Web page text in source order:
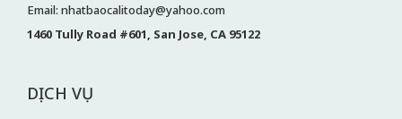
Email: nhatbaocalitoday@yahoo.com
1460 Tully Road #601, San Jose, CA 95122
DỊCH VỤ